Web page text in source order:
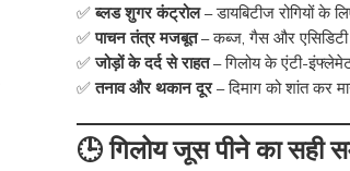
✅ब्लड शुगर कंट्रोल– डायबिटीज रोगियों के
✅पाचन तंत्र मजबूत– कब्ज, गैस और एसिडिटी
✅जोड़ों के दर्द से राहत– गिलोय के एंटी-
✅तनाव और थकान दूर– दिमाग को शांत कर
🕒 गिलोय जूस पीने का सही